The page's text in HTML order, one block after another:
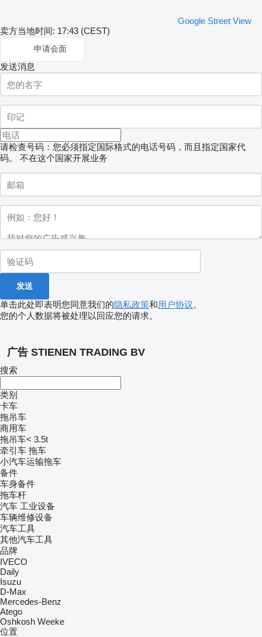
Google Street View
卖方当地时间: 17:43 (CEST)
申请会面
发送消息
请检查号码：您必须指定国际格式的电话号码，而且指定国家代
码。
不在这个国家开展业务
单击此处即表明您同意我们的隐私政策和用户协议。
您的个人数据将被处理以回应您的请求。
广告 STIENEN TRADING BV
搜索
类别
卡车
拖吊车
商用车
拖吊车< 3.5t
牵引车 拖车
小汽车运输拖车
备件
车身备件
拖车杆
汽车 工业设备
车辆维修设备
汽车工具
其他汽车工具
品牌
IVECO
Daily
Isuzu
D-Max
Mercedes-Benz
Atego
Oshkosh Weeke
位置